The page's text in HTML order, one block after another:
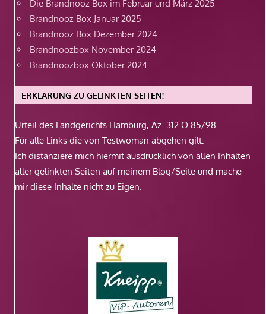
Die Brandnooz Box im Februar und März 2025
Brandnooz Box Januar 2025
Brandnooz Box Dezember 2024
Brandnoozbox November 2024
Brandnoozbox Oktober 2024
ERKLÄRUNG ZU GELINKTEN SEITEN!
Urteil des Landgerichts Hamburg, Az. 312 O 85/98
Für alle Links die von Testwoman abgehen gilt:
Ich distanziere mich hiermit ausdrücklich von allen Inhalten
aller gelinkten Seiten auf meinem Blog/Seite und mache
mir diese Inhalte nicht zu Eigen.